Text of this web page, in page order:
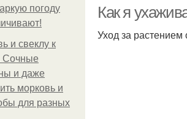
погоду
и свеклу к
Сочные
и даже
морковь и
для разных
грушевом
Как я
Уход за растением